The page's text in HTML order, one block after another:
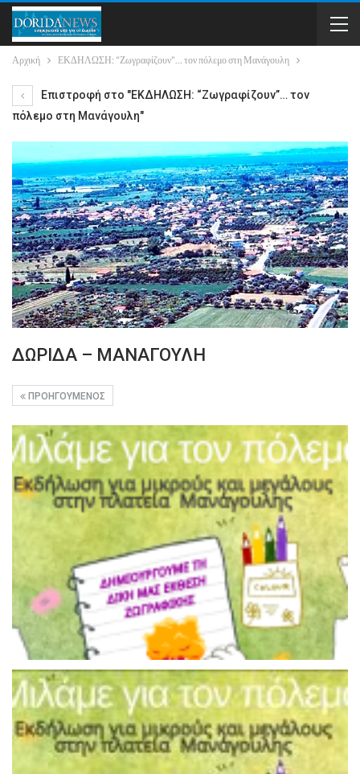
Αρχική ΕΚΔΗΛΩΣΗ: “Ζωγραφίζουν”… τον πόλεμο στη Μανάγουλη
Επιστροφή στο "ΕΚΔΗΛΩΣΗ: “Ζωγραφίζουν”… τον
πόλεμο στη Μανάγουλη"
ΔΩΡΙΔΑ – ΜΑΝΑΓΟΥΛΗ
ΠΡΟΗΓΟΎΜΕΝΟΣ